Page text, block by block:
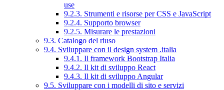
use
9.2.3. Strumenti e risorse per CSS e JavaScript
9.2.4. Supporto browser
9.2.5. Misurare le prestazioni
9.3. Catalogo del riuso
9.4. Sviluppare con il design system .italia
9.4.1. Il framework Bootstrap Italia
9.4.2. Il kit di sviluppo React
9.4.3. Il kit di sviluppo Angular
9.5. Sviluppare con i modelli di sito e servizi